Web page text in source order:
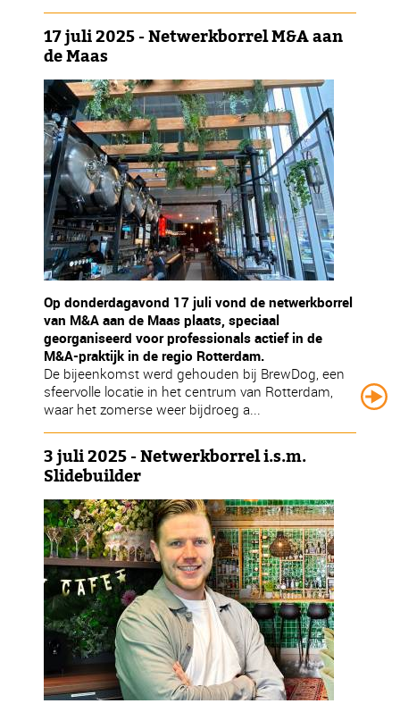
17 juli 2025 - Netwerkborrel M&A aan
de Maas
Op donderdagavond 17 juli vond de netwerkborrel
van M&A aan de Maas plaats, speciaal
georganiseerd voor professionals actief in de
M&A-praktijk in de regio Rotterdam.
De bijeenkomst werd gehouden bij BrewDog, een
sfeervolle locatie in het centrum van Rotterdam,
waar het zomerse weer bijdroeg a...
3 juli 2025 - Netwerkborrel i.s.m.
Slidebuilder